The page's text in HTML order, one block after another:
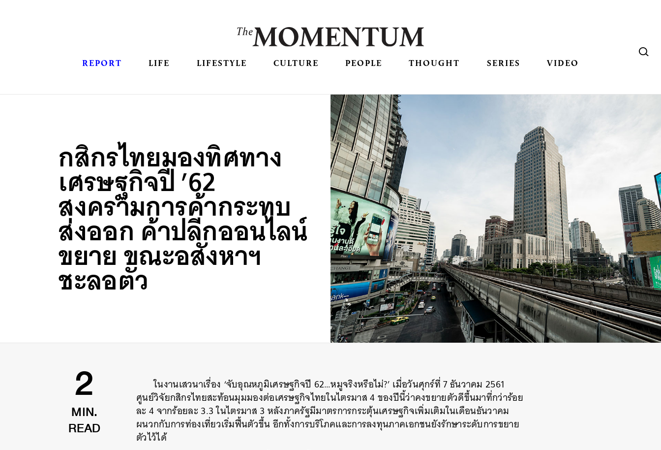
REPORT LIFE LIFESTYLE CULTURE PEOPLE THOUGHT SERIES VIDEO
กสิกรไทยมองทิศทาง
เศรษฐกิจปี ’62
สงครามการค้ากระทบ
ส่งออก ค้าปลีกออนไลน์
ขยาย ขณะอสังหาฯ
ชะลอตัว
2
MIN.
READ
ในงานเสวนาเรื่อง ‘จับอุณหภูมิเศรษฐกิจปี 62…หมูจริงหรือไม่?’ เมื่อวันศุกร์ที่ 7 ธันวาคม 2561
ศูนย์วิจัยกสิกรไทยสะท้อนมุมมองต่อเศรษฐกิจไทยในไตรมาส 4 ของปีนี้ว่าคงขยายตัวดีขึ้นมาที่กว่าร้อย
ละ 4 จากร้อยละ 3.3 ในไตรมาส 3 หลังภาครัฐมีมาตรการกระตุ้นเศรษฐกิจเพิ่มเติมในเดือนธันวาคม
ผนวกกับการท่องเที่ยวเริ่มฟื้นตัวขึ้น อีกทั้งการบริโภคและการลงทุนภาคเอกชนยังรักษาระดับการขยาย
ตัวไว้ได้